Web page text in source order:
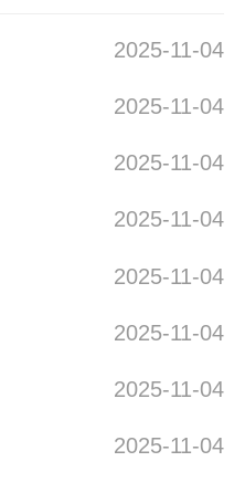
2025-11-04
2025-11-04
2025-11-04
2025-11-04
2025-11-04
2025-11-04
2025-11-04
2025-11-04